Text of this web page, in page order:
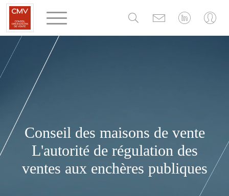
Conseil des maisons de vente
L'autorité de régulation des
ventes aux enchères publiques
Panneau de gestion des cookies